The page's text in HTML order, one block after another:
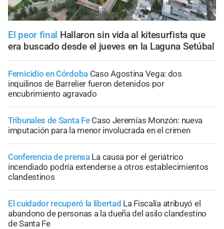
El peor final Hallaron sin vida al kitesurfista que
era buscado desde el jueves en la Laguna Setúbal
Femicidio en Córdoba Caso Agostina Vega: dos
inquilinos de Barrelier fueron detenidos por
encubrimiento agravado
Tribunales de Santa Fe Caso Jeremías Monzón: nueva
imputación para la menor involucrada en el crimen
Conferencia de prensa La causa por el geriátrico
incendiado podría extenderse a otros establecimientos
clandestinos
El cuidador recuperó la libertad La Fiscalía atribuyó el
abandono de personas a la dueña del asilo clandestino
de Santa Fe